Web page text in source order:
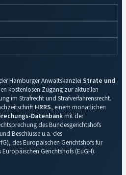
Hamburger Anwaltskanzlei Strate und
kostenlosen Zugang zur aktuellen
im Strafrecht und Strafverfahrensrecht.
HRRS, einem monatlichen
Datenbankmit der
des Bundesgerichtshofs
Beschlüsse u.a. des
des Europäischen Gerichtshofs für
Gerichtshofs (EuGH).